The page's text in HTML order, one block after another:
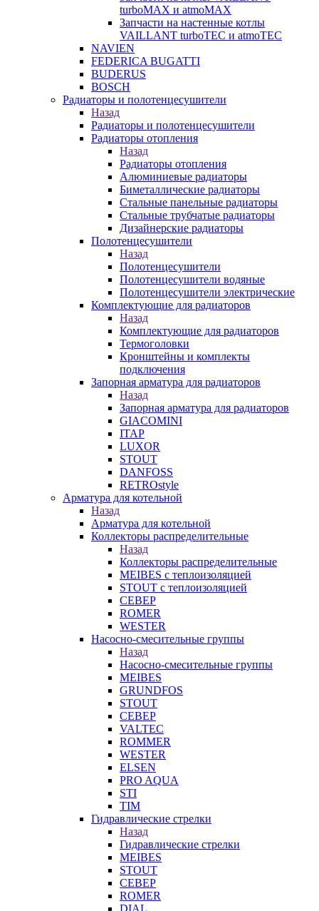
turboMAX и atmoMAX
Запчасти на настенные котлы
VAILLANT turboTEC и atmoTEC
NAVIEN
FEDERICA BUGATTI
BUDERUS
BOSCH
Радиаторы и полотенцесушители
Назад
Радиаторы и полотенцесушители
Радиаторы отопления
Назад
Радиаторы отопления
Алюминиевые радиаторы
Биметаллические радиаторы
Стальные панельные радиаторы
Стальные трубчатые радиаторы
Дизайнерские радиаторы
Полотенцесушители
Назад
Полотенцесушители
Полотенцесушители водяные
Полотенцесушители электрические
Комплектующие для радиаторов
Назад
Комплектующие для радиаторов
Термоголовки
Кронштейны и комплекты
подключения
Запорная арматура для радиаторов
Назад
Запорная арматура для радиаторов
GIACOMINI
ITAP
LUXOR
STOUT
DANFOSS
RETROstyle
Арматура для котельной
Назад
Арматура для котельной
Коллекторы распределительные
Назад
Коллекторы распределительные
MEIBES с теплоизоляцией
STOUT с теплоизоляцией
СЕВЕР
ROMER
WESTER
Насосно-смесительные группы
Назад
Насосно-смесительные группы
MEIBES
GRUNDFOS
STOUT
СЕВЕР
VALTEC
ROMMER
WESTER
ELSEN
PRO AQUA
STI
TIM
Гидравлические стрелки
Назад
Гидравлические стрелки
MEIBES
STOUT
СЕВЕР
ROMER
DIAL